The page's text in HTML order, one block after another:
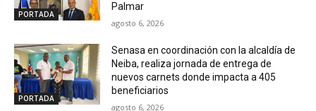
PORTADA
Palmar
agosto 6, 2026
PORTADA
Senasa en coordinación con la alcaldía de
Neiba, realiza jornada de entrega de
nuevos carnets donde impacta a 405
beneficiarios
agosto 6, 2026